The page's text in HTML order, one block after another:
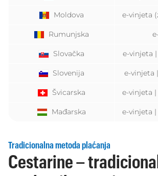
Moldova e-vinjeta
Rumunjska
Slovačka e-vinjeta |
Slovenija e-vinjeta |
Švicarska e-vinjeta |
Mađarska e-vinjeta |
Tradicionalna metoda plaćanja
Cestarine –